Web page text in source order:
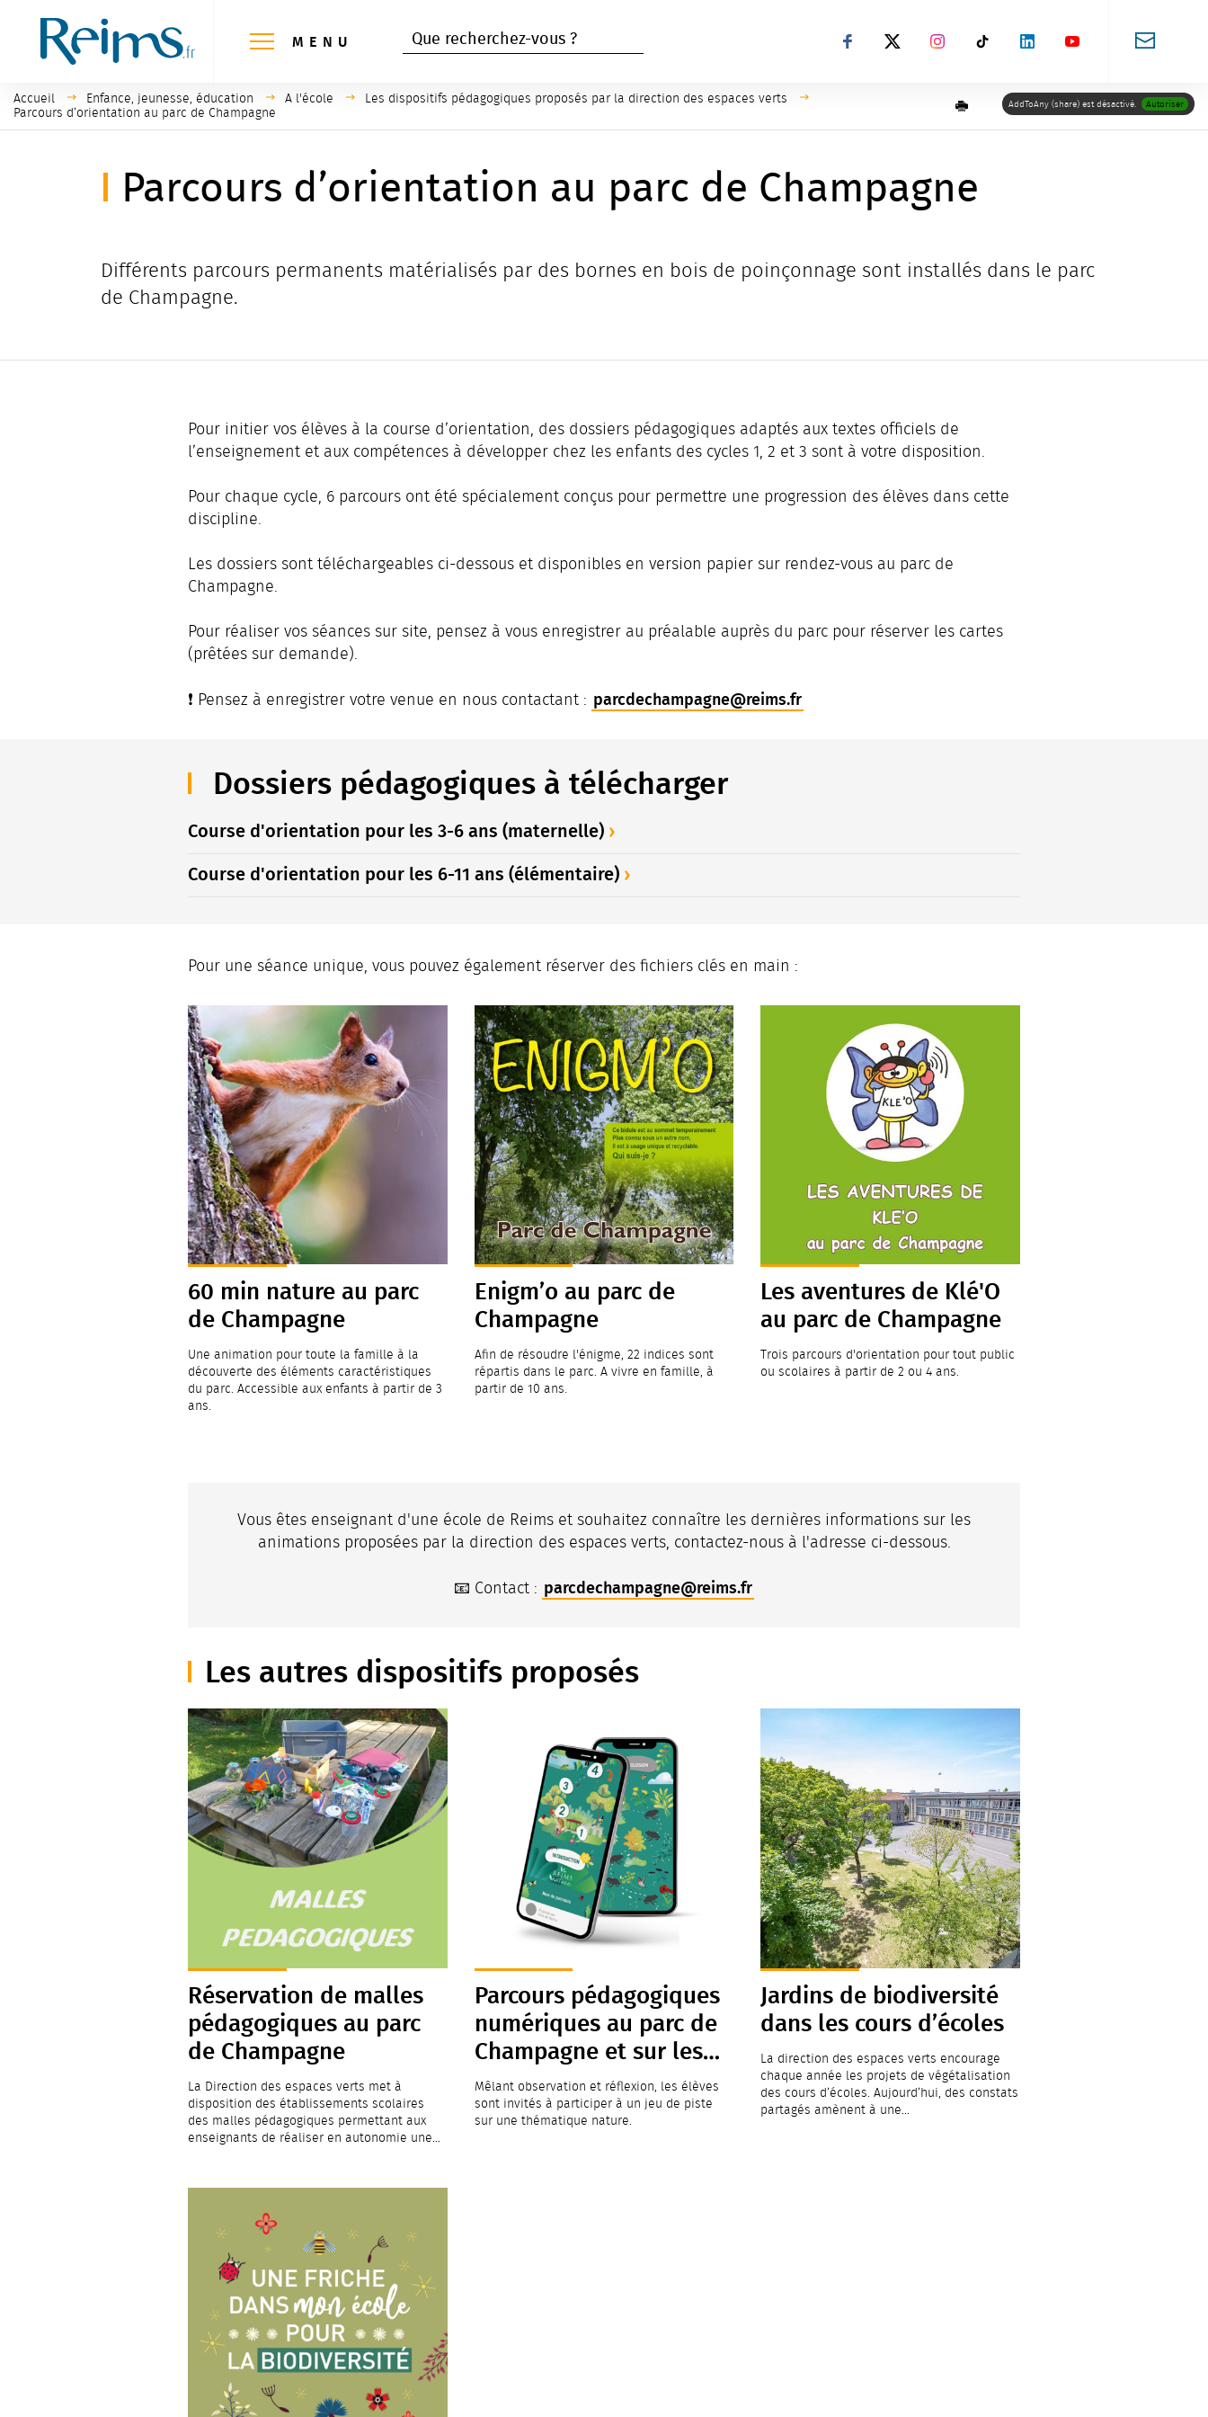
MENU RECHERCHER
Rechercher Suivez-nous sur Facebook
Suivez-nous sur X
Suivez-nous sur Instagram
Suivez-nous sur TikTok
Suivez-nous sur LinkedIn
Suivez-nous sur
Accueil Enfance, jeunesse, éducation A l'école
Les dispositifs pédagogiques proposés par la direction des espaces verts
Page active :
Parcours d’orientation au parc de Champagne
ImprimerAddToAny (share) est désactivé. Autoriser
Parcours d’orientation au parc de Champagne
Différents parcours permanents matérialisés par des bornes en bois de poinçonnage sont installés dans le parc
de Champagne.
Pour initier vos élèves à la course d’orientation, des dossiers pédagogiques adaptés aux textes officiels de
l’enseignement et aux compétences à développer chez les enfants des cycles 1, 2 et 3 sont à votre disposition.
Pour chaque cycle, 6 parcours ont été spécialement conçus pour permettre une progression des élèves dans cette
discipline.
Les dossiers sont téléchargeables ci-dessous et disponibles en version papier sur rendez-vous au parc de
Champagne.
Pour réaliser vos séances sur site, pensez à vous enregistrer au préalable auprès du parc pour réserver les cartes
(prêtées sur demande).
❗️ Pensez à enregistrer votre venue en nous contactant : parcdechampagne@reims.fr
Dossiers pédagogiques à télécharger
Course d'orientation pour les 3-6 ans (maternelle)
Course d'orientation pour les 6-11 ans (élémentaire)
Pour une séance unique, vous pouvez également réserver des fichiers clés en main :
60 min nature au parc
de Champagne
Une animation pour toute la famille à la
découverte des éléments caractéristiques
du parc. Accessible aux enfants à partir de 3
ans.
Enigm’o au parc de
Champagne
Afin de résoudre l'énigme, 22 indices sont
répartis dans le parc. A vivre en famille, à
partir de 10 ans.
Les aventures de Klé'O
au parc de Champagne
Trois parcours d'orientation pour tout public
ou scolaires à partir de 2 ou 4 ans.
Vous êtes enseignant d'une école de Reims et souhaitez connaître les dernières informations sur les
animations proposées par la direction des espaces verts, contactez-nous à l'adresse ci-dessous.
📧 Contact : parcdechampagne@reims.fr
Les autres dispositifs proposés
Réservation de malles
pédagogiques au parc
de Champagne
La Direction des espaces verts met à
disposition des établissements scolaires
des malles pédagogiques permettant aux
enseignants de réaliser en autonomie une…
Parcours pédagogiques
numériques au parc de
Champagne et sur les…
Mêlant observation et réflexion, les élèves
sont invités à participer à un jeu de piste
sur une thématique nature.
Jardins de biodiversité
dans les cours d’écoles
La direction des espaces verts encourage
chaque année les projets de végétalisation
des cours d’écoles. Aujourd’hui, des constats
partagés amènent à une…